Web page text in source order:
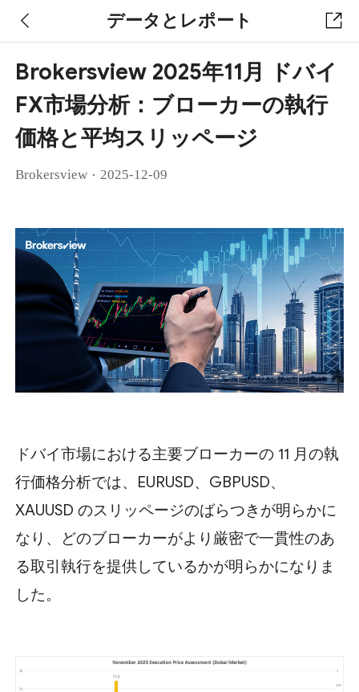
データとレポート
Brokersview 2025年11月 ドバイ
FX市場分析：ブローカーの執行
価格と平均スリッページ
Brokersview · 2025-12-09
ドバイ市場における主要ブローカーの 11 月の執
行価格分析では、EURUSD、GBPUSD、
XAUUSD のスリッページのばらつきが明らかに
なり、どのブローカーがより厳密で一貫性のあ
る取引執行を提供しているかが明らかになりま
した。